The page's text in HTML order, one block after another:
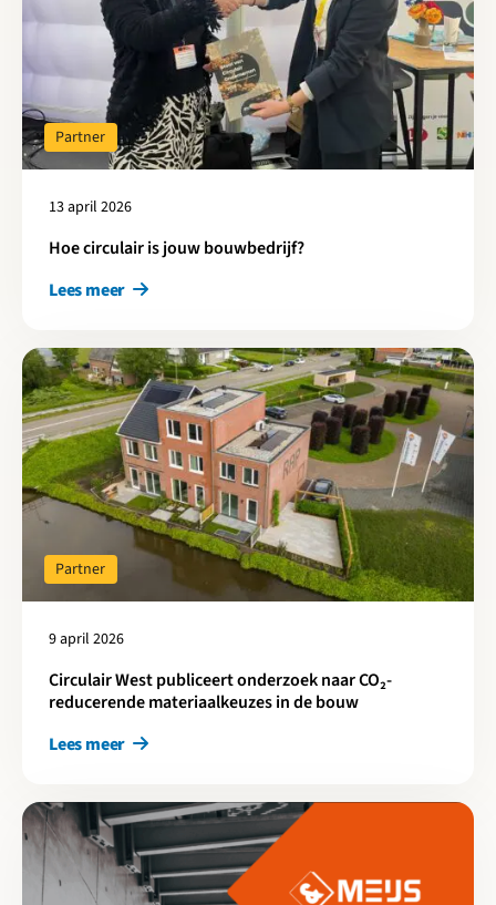
13 april 2026
Hoe circulair is jouw bouwbedrijf?
Partner
Lees meer
9 april 2026
Circulair West publiceert onderzoek naar CO₂-
reducerende materiaalkeuzes in de bouw
Partner
Lees meer
Lees meer over Circulair West publiceert onderzoek naar
Lees meer over Circulair slopen is niet duurder